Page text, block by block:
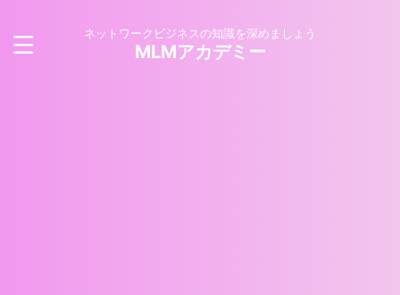
ネットワークビジネスの知識を深めましょう
MLMアカデミー